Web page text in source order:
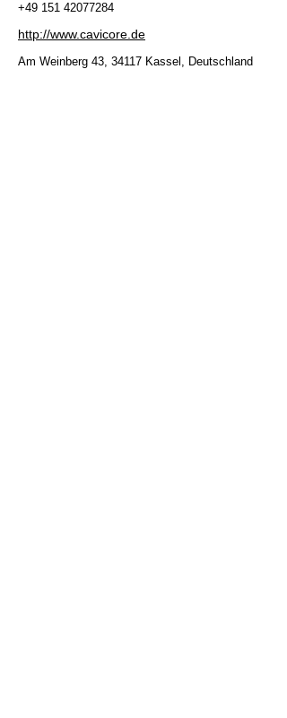
+49 151 42077284
http://www.cavicore.de
Am Weinberg 43, 34117 Kassel, Deutschland